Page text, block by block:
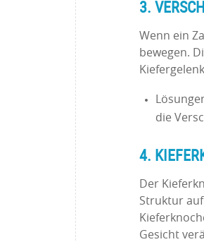
3.
Wenn ein
bewegen.
die
4.
Der
Struktur
Gesicht